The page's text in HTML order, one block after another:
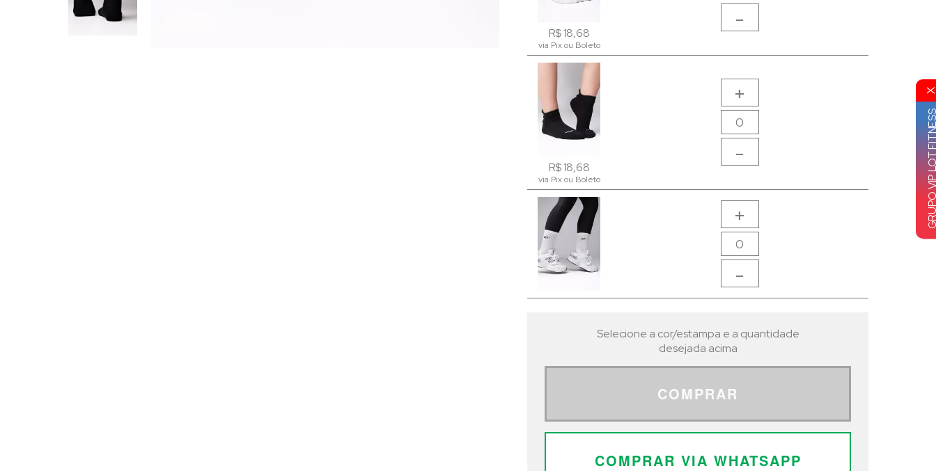
R$ 18,68
via Pix ou Boleto
-
R$ 18,68
via Pix ou Boleto
+
-
+
-
R$ 18,68
via Pix ou Boleto
R$ 18,68
via Pix ou Boleto
Selecione a cor/estampa e a quantidade
desejada acima
COMPRAR
COMPRAR VIA WHATSAPP
GRUPO